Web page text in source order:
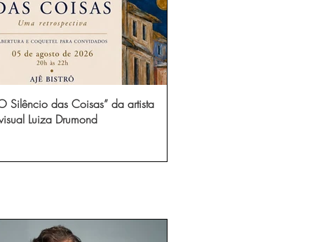
Silêncio das Coisas” da artista
Luiza Drumond